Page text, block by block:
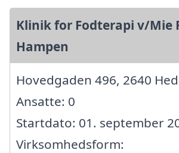
Klinik for Fodterapi v/Mie
Hampen
Hovedgaden 496, 2640
Ansatte: 0
Startdato: 01. september
Virksomhedsform: